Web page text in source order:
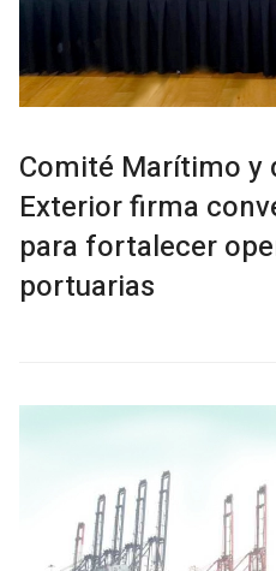
Comité Marítimo y
Exterior firma
para fortalecer
portuarias